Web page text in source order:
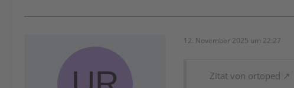
12. November 2025 um 22:27
Zitat von ortoped